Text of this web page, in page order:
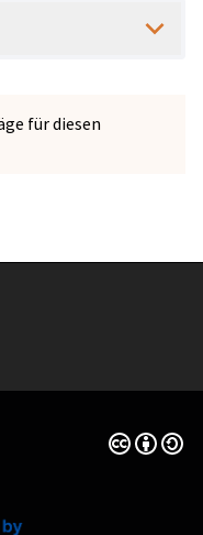
für diesen
Creative
(Externer